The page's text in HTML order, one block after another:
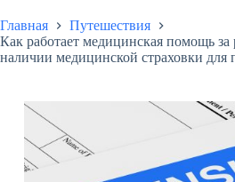
Главная
Путешествия
Как работает медицинская помощь
наличии медицинской страховки для